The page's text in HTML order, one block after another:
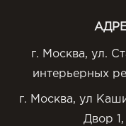
г. Москва, ул.
интерьерных
г. Москва, ул
Двор